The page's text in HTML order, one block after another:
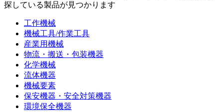
探している製品が見つかります
工作機械
機械工具/作業工具
産業用機械
物流・搬送・包装機器
化学機械
流体機器
機械要素
保安機器・安全対策機器
環境保全機器